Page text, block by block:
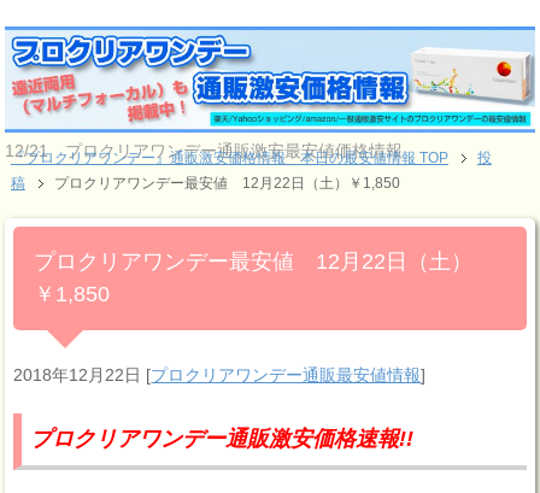
12/21 プロクリアワンデー通販激安最安値価格情報
『プロクリアワンデー』通販激安価格情報 本日の最安値情報 TOP
投
稿
プロクリアワンデー最安値 12月22日（土）￥1,850
プロクリアワンデー最安値 12月22日（土）
￥1,850
2018年12月22日 [プロクリアワンデー通販最安値情報]
プロクリアワンデー通販激安価格速報!!